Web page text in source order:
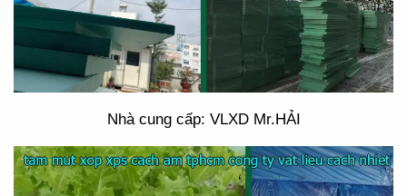
Nhà cung cấp: VLXD Mr.HẢI